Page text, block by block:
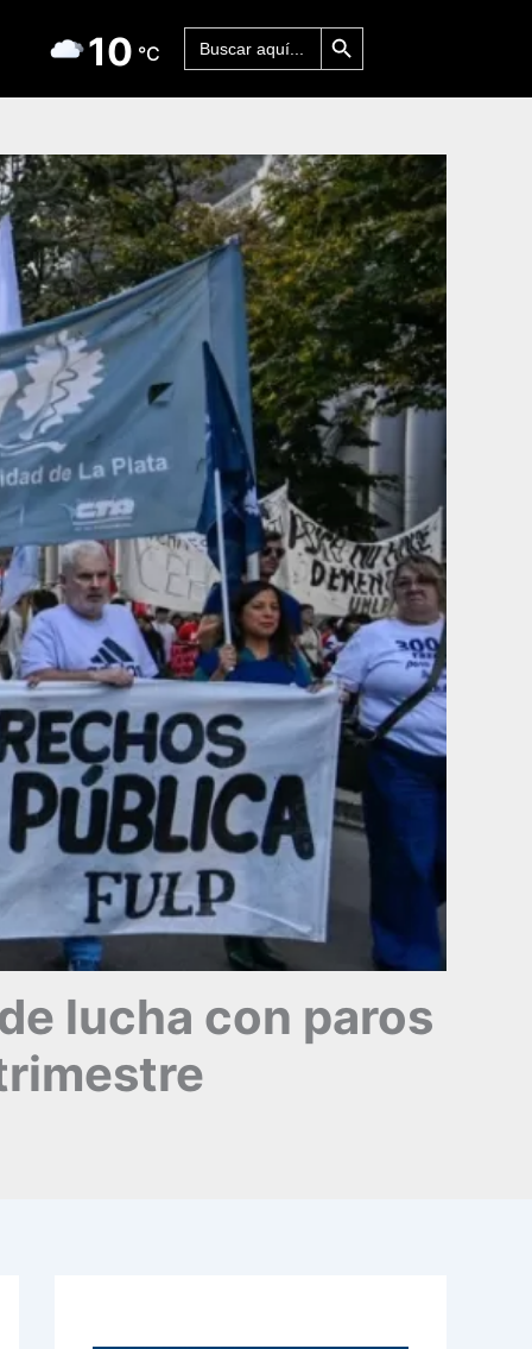
10 °C
Buscar: Botón de búsqueda
lucha con paros